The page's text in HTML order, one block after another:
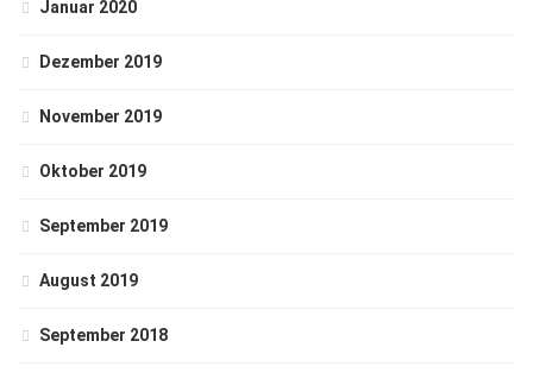
Januar 2020
Dezember 2019
November 2019
Oktober 2019
September 2019
August 2019
September 2018